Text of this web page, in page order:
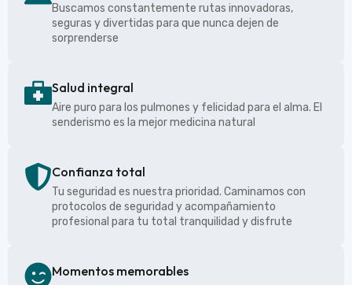
Buscamos constantemente rutas innovadoras,
seguras y divertidas para que nunca dejen de
sorprenderse
Salud integral
Aire puro para los pulmones y felicidad para el alma. El
senderismo es la mejor medicina natural
Confianza total
Tu seguridad es nuestra prioridad. Caminamos con
protocolos de seguridad y acompañamiento
profesional para tu total tranquilidad y disfrute
Momentos memorables